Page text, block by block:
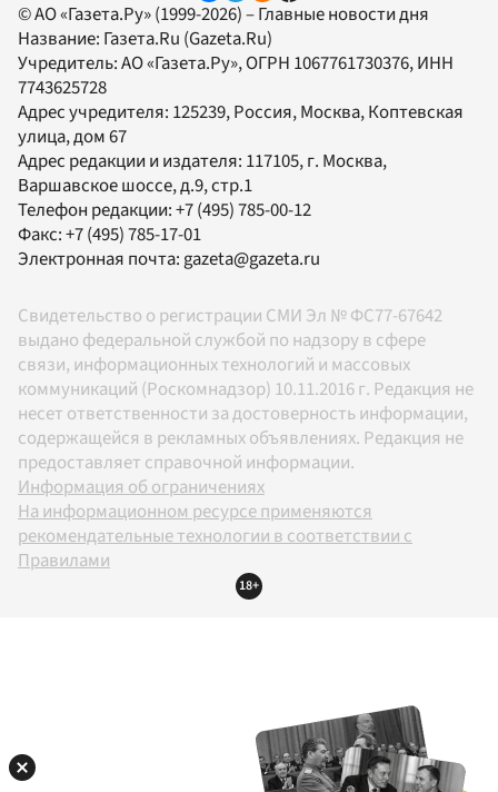
© АО «Газета.Ру» (1999-2026) – Главные новости дня
Название: Газета.Ru (Gazeta.Ru)
Учредитель:АО «Газета.Ру», ОГРН 1067761730376, ИНН
7743625728
Адрес учредителя: 125239, Россия, Москва, Коптевская
улица, дом 67
Адрес редакции и издателя: 117105, г. Москва,
Варшавское шоссе, д.9, стр.1
Телефон редакции:+7 (495) 785-00-12
Факс:+7 (495) 785-17-01
Электронная почта:gazeta@gazeta.ru
Свидетельство о регистрации СМИ Эл № ФС77-67642
выдано федеральной службой по надзору в сфере
связи, информационных технологий и массовых
коммуникаций (Роскомнадзор) 10.11.2016 г. Редакция не
несет ответственности за достоверность информации,
содержащейся в рекламных объявлениях. Редакция не
предоставляет справочной информации.
Информация об ограничениях
На информационном ресурсе применяются
рекомендательные технологии в соответствии с
Правилами
18+